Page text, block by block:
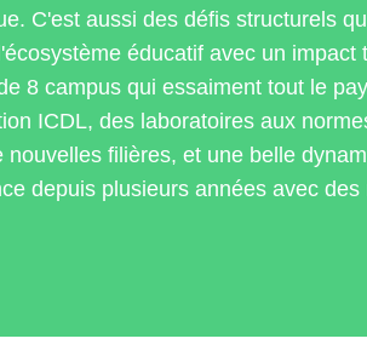
C'est aussi des défis structurels
éducatif avec un impact
8 campus qui essaiment tout le
ICDL, des laboratoires aux
nouvelles filières, et une belle
depuis plusieurs années avec des